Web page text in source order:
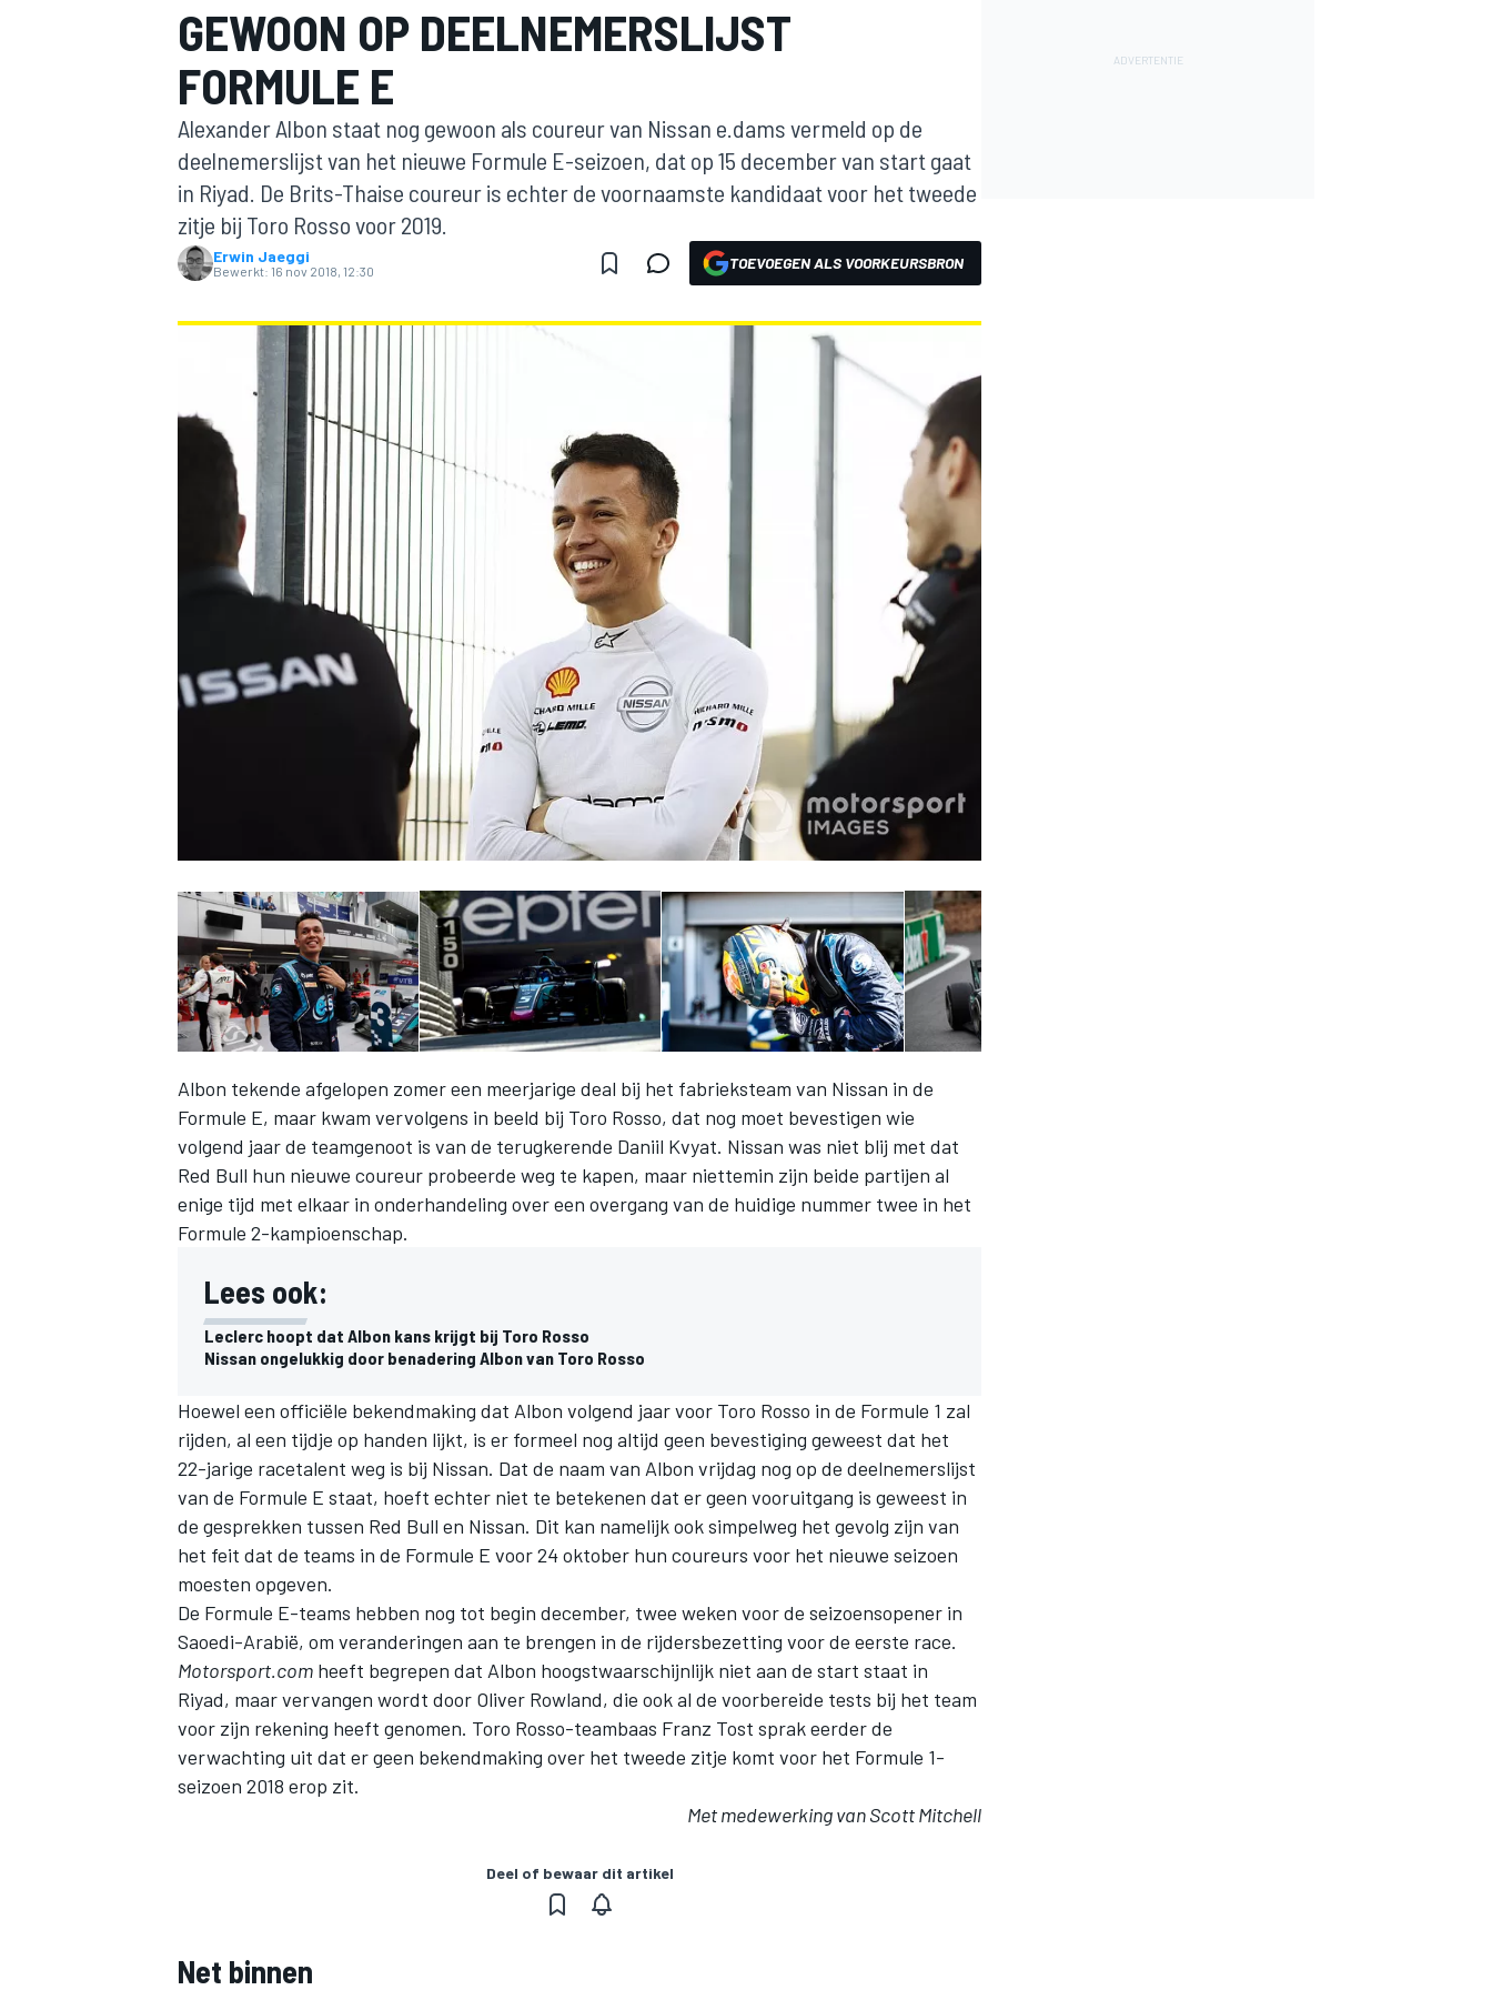
MOTOGP
INDYCAR
WEC DTM
GEWOON OP DEELNEMERSLIJST
FORMULE E
Alexander Albon staat nog gewoon als coureur van Nissan e.dams vermeld op de
deelnemerslijst van het nieuwe Formule E-seizoen, dat op 15 december van start gaat
in Riyad. De Brits-Thaise coureur is echter de voornaamste kandidaat voor het tweede
zitje bij Toro Rosso voor 2019.
Erwin Jaeggi
Bewerkt: 16 nov 2018, 12:30 TOEVOEGEN ALS VOORKEURSBRON
Albon tekende afgelopen zomer een meerjarige deal bij het fabrieksteam van Nissan in de
Formule E, maar kwam vervolgens in beeld bij Toro Rosso, dat nog moet bevestigen wie
volgend jaar de teamgenoot is van de terugkerende Daniil Kvyat. Nissan was niet blij met dat
Red Bull hun nieuwe coureur probeerde weg te kapen, maar niettemin zijn beide partijen al
enige tijd met elkaar in onderhandeling over een overgang van de huidige nummer twee in het
Formule 2-kampioenschap.
Lees ook:
Leclerc hoopt dat Albon kans krijgt bij Toro Rosso
Nissan ongelukkig door benadering Albon van Toro Rosso
Hoewel een officiële bekendmaking dat Albon volgend jaar voor Toro Rosso in de Formule 1 zal
rijden, al een tijdje op handen lijkt, is er formeel nog altijd geen bevestiging geweest dat het
22-jarige racetalent weg is bij Nissan. Dat de naam van Albon vrijdag nog op de deelnemerslijst
van de Formule E staat, hoeft echter niet te betekenen dat er geen vooruitgang is geweest in
de gesprekken tussen Red Bull en Nissan. Dit kan namelijk ook simpelweg het gevolg zijn van
het feit dat de teams in de Formule E voor 24 oktober hun coureurs voor het nieuwe seizoen
moesten opgeven.
De Formule E-teams hebben nog tot begin december, twee weken voor de seizoensopener in
Saoedi-Arabië, om veranderingen aan te brengen in de rijdersbezetting voor de eerste race.
Motorsport.com heeft begrepen dat Albon hoogstwaarschijnlijk niet aan de start staat in
Riyad, maar vervangen wordt door Oliver Rowland, die ook al de voorbereide tests bij het team
voor zijn rekening heeft genomen. Toro Rosso-teambaas Franz Tost sprak eerder de
verwachting uit dat er geen bekendmaking over het tweede zitje komt voor het Formule 1-
seizoen 2018 erop zit.
Met medewerking van Scott Mitchell
Deel of bewaar dit artikel
Net binnen